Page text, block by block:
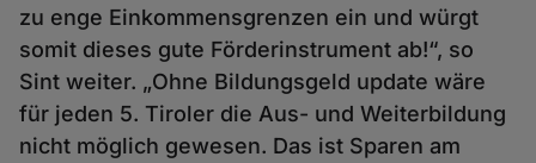
zu enge Einkommensgrenzen ein und würgt
somit dieses gute Förderinstrument ab!“, so
Sint weiter. „Ohne Bildungsgeld update wäre
für jeden 5. Tiroler die Aus- und Weiterbildung
nicht möglich gewesen. Das ist Sparen am